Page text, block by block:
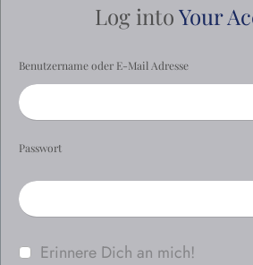
Log intoYour
Benutzername oder E-Mail Adresse
Passwort
Erinnere Dich an mich!